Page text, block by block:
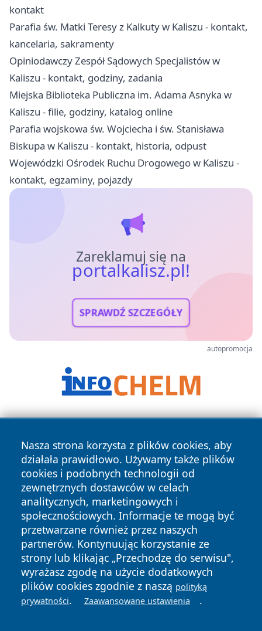
kontakt
Parafia św. Matki Teresy z Kalkuty w Kaliszu - kontakt,
kancelaria, sakramenty
Opiniodawczy Zespół Sądowych Specjalistów w
Kaliszu - kontakt, godziny, zadania
Miejska Biblioteka Publiczna im. Adama Asnyka w
Kaliszu - filie, godziny, katalog online
Parafia wojskowa św. Wojciecha i św. Stanisława
Biskupa w Kaliszu - kontakt, historia, odpust
Wojewódzki Ośrodek Ruchu Drogowego w Kaliszu -
kontakt, egzaminy, pojazdy
Zareklamuj się na
portalkalisz.pl!
SPRAWDŹ SZCZEGÓŁY
autopromocja
Nasza strona korzysta z plików cookies, aby
działała prawidłowo. Używamy także plików
cookies i podobnych technologii od
zewnętrznych dostawców w celach
analitycznych, marketingowych i
społecznościowych. Informacje te mogą być
przetwarzane również przez naszych
partnerów. Kontynuując korzystanie ze
strony lub klikając „Przechodzę do serwisu",
wyrażasz zgodę na użycie dodatkowych
plików cookies zgodnie z naszą polityką
prywatności. Zaawansowane ustawienia .
Copyright © 2026 portalkalisz.pl Wszystkie prawa
zastrzeżone.
News Autorzy
Polityka
Prywatności
Polityka
Cookies